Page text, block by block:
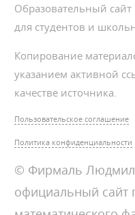
Образовательный сайт
для студентов и
Копирование
указанием активной
качестве источника.
Пользовательское соглашение
Политика конфиденциальности
© Фирмаль
официальный сайт